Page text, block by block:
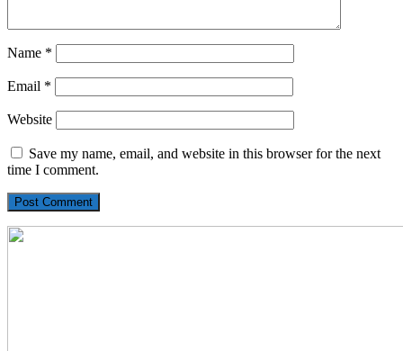
Name *
Email *
Website
Save my name, email, and website in this browser for the next
time I comment.